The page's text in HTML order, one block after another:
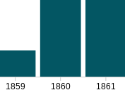
1859 1860 1861